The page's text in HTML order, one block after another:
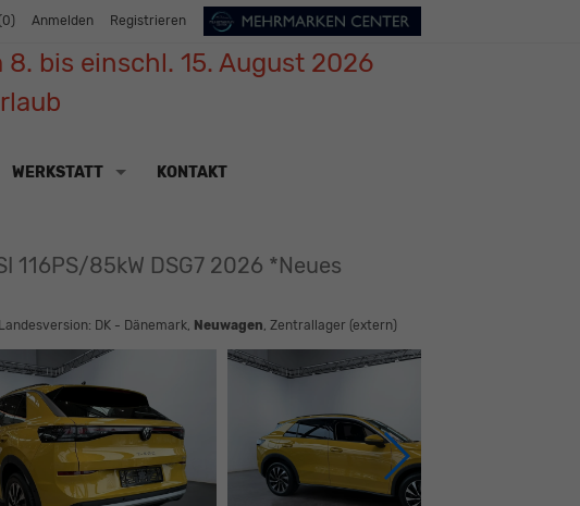
0) Anmelden Registrieren
bis einschl. 15. August 2026
WERKSTATT KONTAKT
116PS/85kW DSG7 2026 *Neues
DK - Dänemark, Neuwagen, Zentrallager (extern)